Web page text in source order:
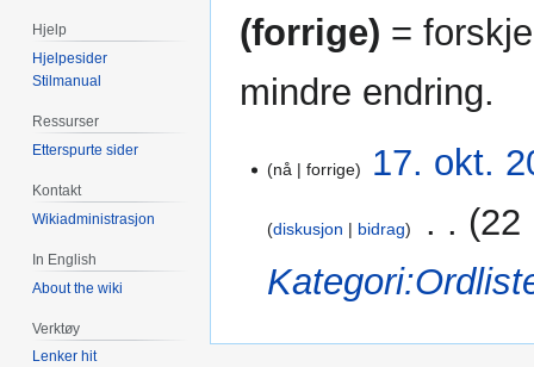
(forrige) =
mindre endring.
okt. nå forrige 17. okt.
diskusjon bidrag
22
Hjelp
Hjelpesider
Stilmanual
Ressurser
Etterspurte sider
Kontakt
Wikiadministrasjon
In English
About the wiki
Verktøy
Lenker hit